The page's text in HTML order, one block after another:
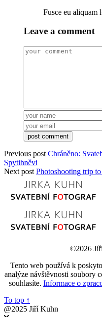
Fusce eu aliquam
Leave a comment
Previous post Chráněno:
Spytihněvi
Next post Photoshooting trip
©2026
Tento web používá k
analýze návštěvnosti soubory
souhlasíte. Informace o
To top ↑
@2025 Jiří Kuhn